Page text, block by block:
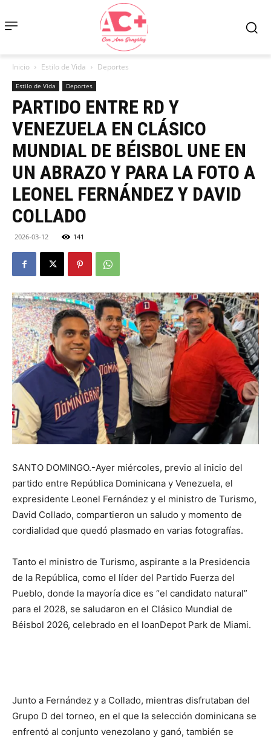
Inicio Estilo de Vida Deportes
Estilo de Vida Deportes
PARTIDO ENTRE RD Y
VENEZUELA EN CLÁSICO
MUNDIAL DE BÉISBOL UNE EN
UN ABRAZO Y PARA LA FOTO A
LEONEL FERNÁNDEZ Y DAVID
COLLADO
2026-03-12 141
SANTO DOMINGO.-Ayer miércoles, previo al inicio del
partido entre República Dominicana y Venezuela, el
expresidente Leonel Fernández y el ministro de Turismo,
David Collado, compartieron un saludo y momento de
cordialidad que quedó plasmado en varias fotografías.
Tanto el ministro de Turismo, aspirante a la Presidencia
de la República, como el líder del Partido Fuerza del
Pueblo, donde la mayoría dice es “el candidato natural”
para el 2028, se saludaron en el Clásico Mundial de
Béisbol 2026, celebrado en el loanDepot Park de Miami.
Junto a Fernández y a Collado, mientras disfrutaban del
Grupo D del torneo, en el que la selección dominicana se
enfrentó al conjunto venezolano y ganó, también se